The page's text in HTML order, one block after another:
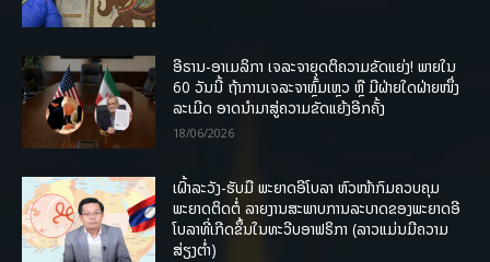
ອີຣານ-ອາເມລິກາ ເຈລະຈາຍຸດຕິຄວາມຂັດແຍ່ງ! ພາຍໃນ
60 ວັນນີ້ ຖ້າການເຈລະຈາຫຼົ້ມເຫຼວ ຫຼື ມີຝ່າຍໃດຝ່າຍໜຶ່ງ
ລະເມີດ ອາດນໍາມາສູ່ຄວາມຂັດແຍ້ງອີກຄັ້ງ
18/06/2026
ເຝົ້າລະວັງ-ຮັບມື ພະຍາດອີໂບລາ ຫົວໜ້າກົມຄວບຄຸມ
ພະຍາດຕິດຕໍ່ ລາຍງານສະພາບການລະບາດຂອງພະຍາດອີ
ໂບລາທີ່ເກີດຂຶ້ນໃນທະວີບອາຟຣິກາ (ລາວແມ່ນມີຄວາມ
ສ່ຽງຕໍ່າ)